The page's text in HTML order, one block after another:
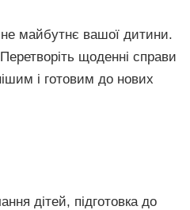
майбутнє вашої дитини.
щоденні справи
і готовим до нових
дітей, підготовка до